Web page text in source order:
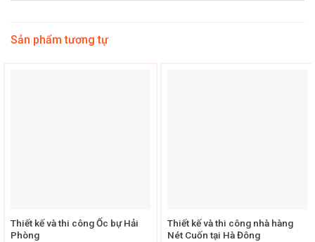
Sản phẩm tương tự
Thiết kế và thi công Ốc bự Hải
Phòng
Thiết kế và thi công nhà hàng
Nét Cuốn tại Hà Đông